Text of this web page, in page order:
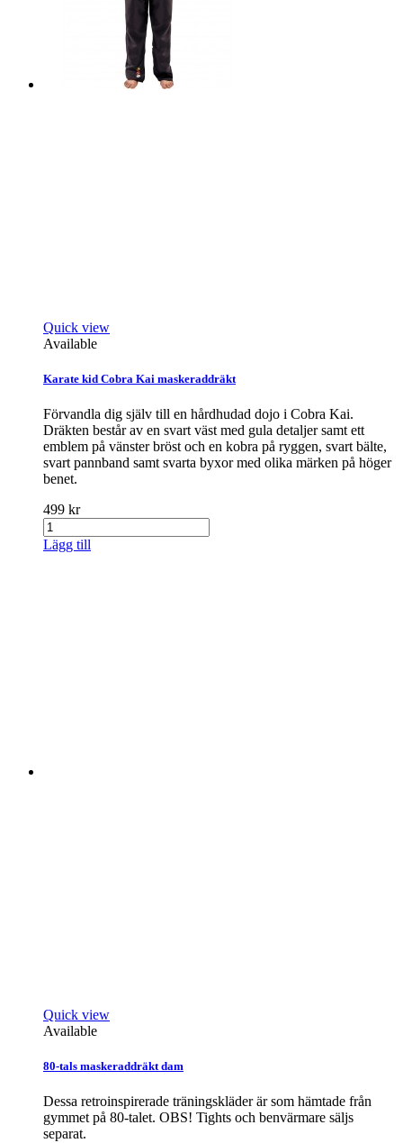
Quick view
Available
Karate kid Cobra Kai maskeraddräkt
Förvandla dig själv till en hårdhudad dojo i Cobra Kai.
Dräkten består av en svart väst med gula detaljer samt ett
emblem på vänster bröst och en kobra på ryggen, svart bälte,
svart pannband samt svarta byxor med olika märken på höger
benet.
499 kr
Lägg till
Quick view
Available
80-tals maskeraddräkt dam
Dessa retroinspirerade träningskläder är som hämtade från
gymmet på 80-talet. OBS! Tights och benvärmare säljs
separat.